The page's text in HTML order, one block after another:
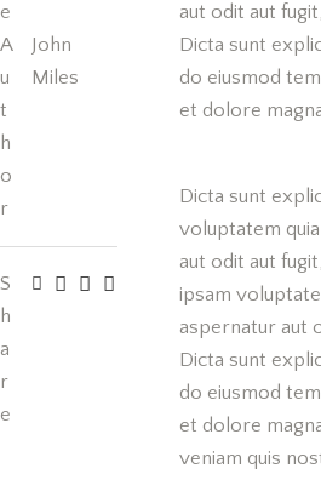
e
A
u
t
h
o
r
John
Miles
S
h
a
r
e
aut odit aut
Dicta sunt
do eiusmod
et dolore
Dicta sunt
voluptatem
aut odit aut
ipsam
aspernatur aut
Dicta sunt
do eiusmod
et dolore
veniam quis